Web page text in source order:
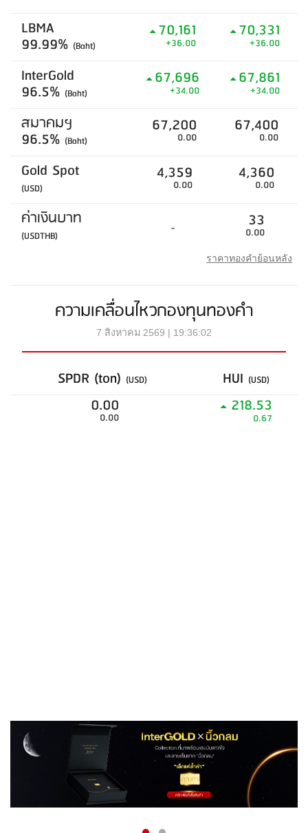
LBMA
99.99% (Baht)
70,161
+36.00
70,331
+36.00
InterGold
96.5% (Baht)
67,696
+34.00
67,861
+34.00
สมาคมฯ
96.5% (Baht)
67,200
0.00
67,400
0.00
Gold Spot
(USD)
4,359
0.00
4,360
0.00
ค่าเงินบาท
(USDTHB) - 33
0.00
ราคาทองคำย้อนหลัง
ความเคลื่อนไหวกองทุนทองคำ
7 สิงหาคม 2569 | 19:36:02
SPDR (ton) (USD) HUI (USD)
0.00
0.00
218.53
0.67